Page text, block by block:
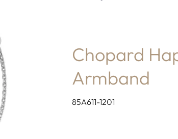
Chopard
Armband
85A611-1201